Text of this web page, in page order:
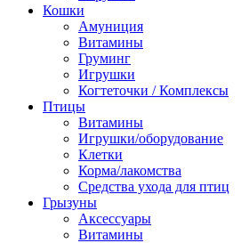
Кошки
Амуниция
Витамины
Груминг
Игрушки
Когтеточки / Комплексы
Птицы
Витамины
Игрушки/оборудование
Клетки
Корма/лакомства
Средства ухода для птиц
Грызуны
Аксессуары
Витамины